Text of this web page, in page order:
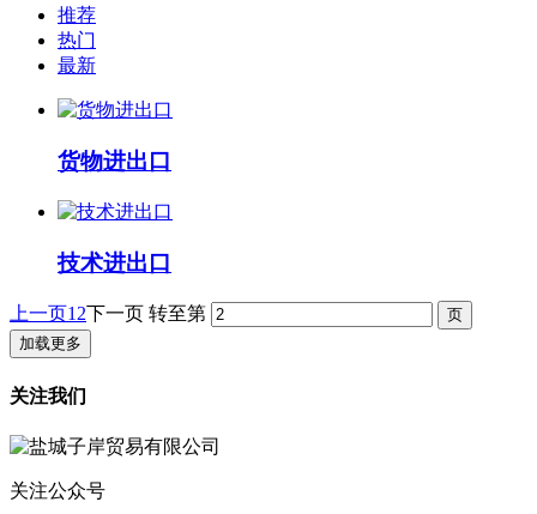
推荐
热门
最新
货物进出口
技术进出口
上一页1 2下一页 转至第
加载更多
关注我们
关注公众号